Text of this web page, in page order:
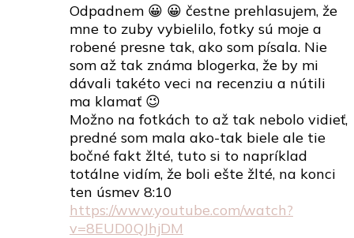
Odpadnem 😀 😀 čestne prehlasujem, že
mne to zuby vybielilo, fotky sú moje a
robené presne tak, ako som písala. Nie
som až tak známa blogerka, že by mi
dávali takéto veci na recenziu a nútili
ma klamať 😉
Možno na fotkách to až tak nebolo vidieť,
predné som mala ako-tak biele ale tie
bočné fakt žlté, tuto si to napríklad
totálne vidím, že boli ešte žlté, na konci
ten úsmev 8:10
https://www.youtube.com/watch?
v=8EUD0QJhjDM